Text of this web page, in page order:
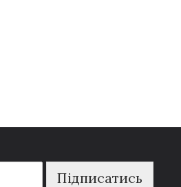
Підписатись